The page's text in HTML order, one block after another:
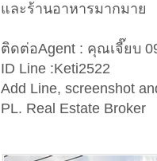
และร้านอาหารมากมาย
ติดต่อAgent : คุณเจี๊ยบ
ID Line :Keti2522
Add Line, screenshot
PL. Real Estate Broker